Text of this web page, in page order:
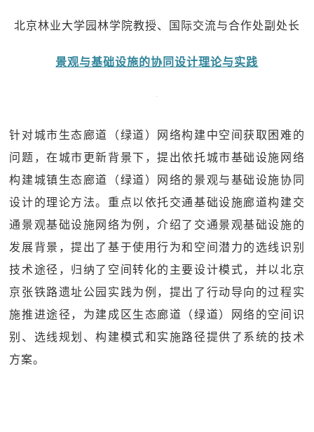
北京林业大学园林学院教授、国际交流与合作处副处长
景观与基础设施的协同设计理论与实践
针对城市生态廊道（绿道）网络构建中空间获取困难的
问题，在城市更新背景下，提出依托城市基础设施网络
构建城镇生态廊道（绿道）网络的景观与基础设施协同
设计的理论方法。重点以依托交通基础设施廊道构建交
通景观基础设施网络为例，介绍了交通景观基础设施的
发展背景，提出了基于使用行为和空间潜力的选线识别
技术途径，归纳了空间转化的主要设计模式，并以北京
京张铁路遗址公园实践为例，提出了行动导向的过程实
施推进途径，为建成区生态廊道（绿道）网络的空间识
别、选线规划、构建模式和实施路径提供了系统的技术
方案。